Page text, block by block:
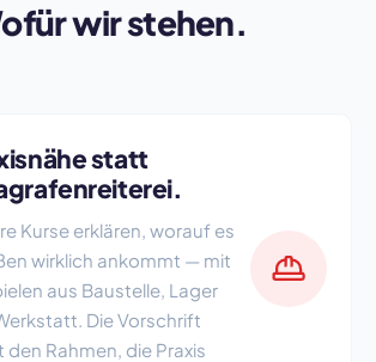
wir stehen.
statt
Kurse erklären, worauf es
wirklich ankommt — mit
aus Baustelle, Lager
Die Vorschrift
den Rahmen, die Praxis